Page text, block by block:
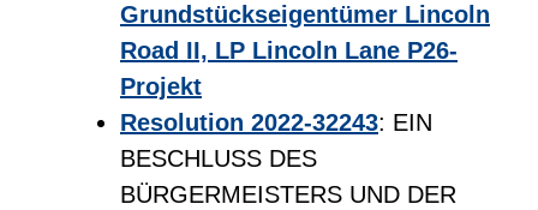
Grundstückseigentümer Lincoln
Road II, LP Lincoln Lane P26-
Projekt
Resolution 2022-32243: EIN
BESCHLUSS DES
BÜRGERMEISTERS UND DER